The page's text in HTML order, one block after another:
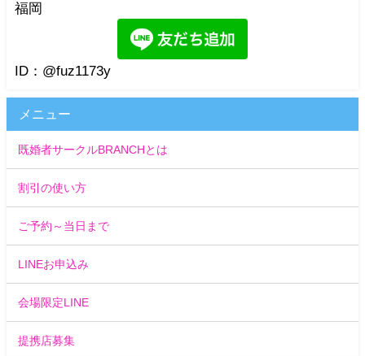
福岡
ID：@fuz1173y
メニュー
既婚者サークルBRANCHとは
割引の使い方
ご予約～当日まで
LINEお申込み
会場限定LINE
提携店募集